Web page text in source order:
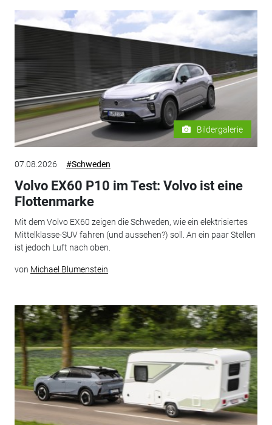
Bildergalerie
07.08.2026 #Schweden
Volvo EX60 P10 im Test: Volvo ist eine
Flottenmarke
Mit dem Volvo EX60 zeigen die Schweden, wie ein elektrisiertes
Mittelklasse-SUV fahren (und aussehen?) soll. An ein paar Stellen
ist jedoch Luft nach oben.
von Michael Blumenstein